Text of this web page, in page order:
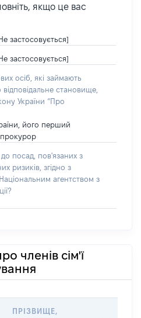
якщо це вас
застосовується]
застосовується]
осіб, які займають
становище,
України “Про
його перший
посад, пов'язаних з
ризиків, згідно з
агентством з
членів сім'ї
ПРІЗВИЩЕ,